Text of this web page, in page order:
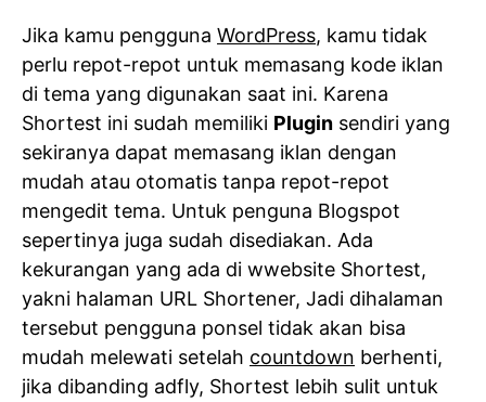
Jika kamu pengguna WordPress, kamu tidak
perlu repot-repot untuk memasang kode iklan
di tema yang digunakan saat ini. Karena
Shortest ini sudah memiliki Plugin sendiri yang
sekiranya dapat memasang iklan dengan
mudah atau otomatis tanpa repot-repot
mengedit tema. Untuk penguna Blogspot
sepertinya juga sudah disediakan. Ada
kekurangan yang ada di wwebsite Shortest,
yakni halaman URL Shortener, Jadi dihalaman
tersebut pengguna ponsel tidak akan bisa
mudah melewati setelah countdown berhenti,
jika dibanding adfly, Shortest lebih sulit untuk